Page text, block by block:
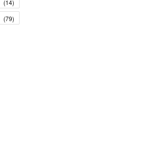
(14)
(79)